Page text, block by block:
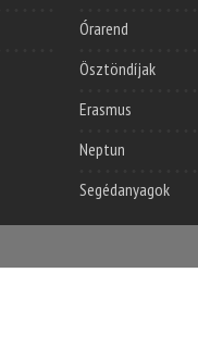
Órarend
Ösztöndíjak
Erasmus
Neptun
Segédanyagok